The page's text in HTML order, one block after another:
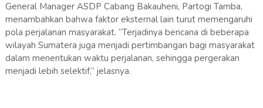
General Manager ASDP Cabang Bakauheni, Partogi Tamba,
menambahkan bahwa faktor eksternal lain turut memengaruhi
pola perjalanan masyarakat. “Terjadinya bencana di beberapa
wilayah Sumatera juga menjadi pertimbangan bagi masyarakat
dalam menentukan waktu perjalanan, sehingga pergerakan
menjadi lebih selektif,” jelasnya.